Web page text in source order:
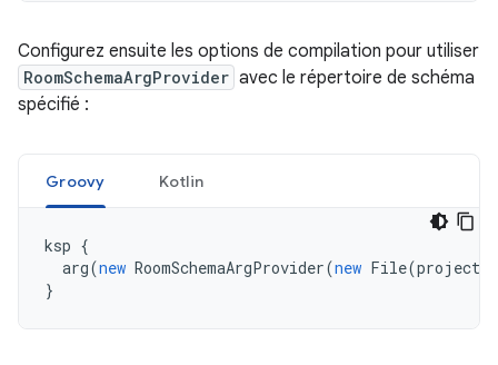
Configurez ensuite les options de compilation pour utiliser
RoomSchemaArgProvider avec le répertoire de schéma
spécifié :
Groovy Kotlin
ksp {
arg(new RoomSchemaArgProvider(new File(
}